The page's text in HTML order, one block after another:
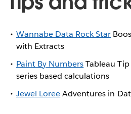
Wannabe Data Rock Star
with Extracts
Paint By NumbersTableau
series based calculations
Jewel LoreeAdventures in